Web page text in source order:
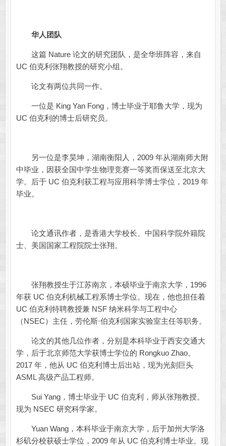
华人团队
这篇 Nature 论文的研究团队，是全华班阵容，来自
UC 伯克利张翔教授的研究小组。
论文有两位共同一作。
一位是 King Yan Fong，博士毕业于耶鲁大学，现为
UC 伯克利的博士后研究员。
另一位是李昊坤，湖南衡阳人，2009 年从湖南师大附
中毕业，因获全国中学生物理竞赛一等奖而保送至北京大
学。后于 UC 伯克利获工程与应用科学博士学位，2019 年
毕业。
论文通讯作者，是香港大学校长、中国科学院外籍院
士、美国国家工程院院士张翔。
张翔教授生于江苏南京，本硕毕业于南京大学，1996
年获 UC 伯克利机械工程系博士学位。现在，他也担任着
UC 伯克利特聘教授兼 NSF 纳米科学与工程中心
（NSEC）主任，劳伦斯·伯克利国家实验室主任等职务。
论文的其他几位作者，分别是本科毕业于西安交通大
学，后于北京师范大学获博士学位的 Rongkuo Zhao。
2017 年，他从 UC 伯克利博士后出站，现为光刻巨头
ASML 高级产品工程师。
Sui Yang，博士毕业于 UC 伯克利，师从张翔教授。
现为 NSEC 研究科学家。
Yuan Wang，本科毕业于南京大学，后于加州大学洛
杉矶分校获硕士学位，2009 年从 UC 伯克利博士毕业。现